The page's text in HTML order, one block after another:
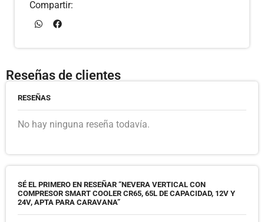
Compartir:
Reseñas de clientes
RESEÑAS
No hay ninguna reseña todavía.
SÉ EL PRIMERO EN RESEÑAR “NEVERA VERTICAL CON
COMPRESOR SMART COOLER CR65, 65L DE CAPACIDAD, 12V Y
24V, APTA PARA CARAVANA”